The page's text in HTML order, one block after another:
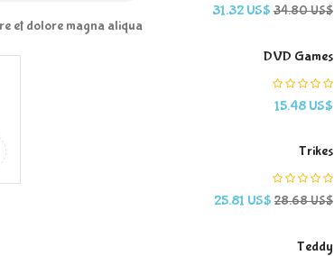
السعر
31.32 US$ السعر
34.80 US$
DVD Games
السعر
15.48 US$
Trikes
السعر
25.81 US$ السعر
28.68 US$
Teddy
et dolore magna aliqua.